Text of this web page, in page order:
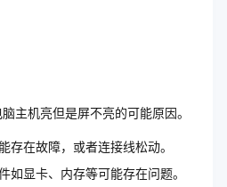
主机亮但是屏不亮的可能原因。
存在故障，或者连接线松动。
如显卡、内存等可能存在问题。